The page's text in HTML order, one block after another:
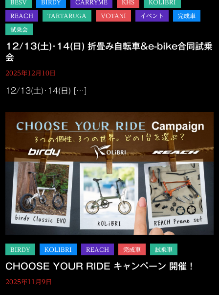
12/13(土)･14(日) 折畳み自転車&e-bike合同試乗
会
2025年12月10日
12/13(土)･14(日) […]
CHOOSE YOUR RIDE キャンペーン 開催！
2025年11月9日